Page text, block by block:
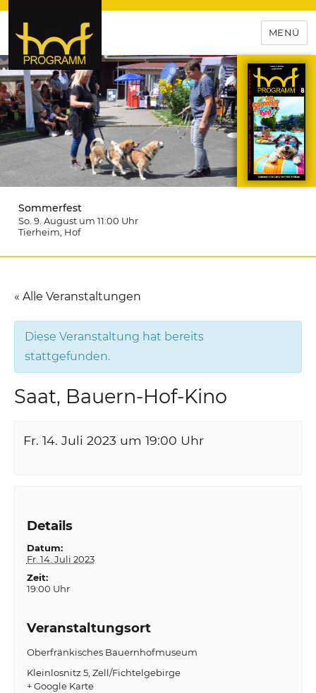
hof-programm – das
Veranstaltungsportal für
Hochfranken
MENÜ
Sommerfest
So. 9. August um 11:00 Uhr
Tierheim , Hof
« Alle Veranstaltungen
Diese Veranstaltung hat bereits
stattgefunden.
Saat, Bauern-Hof-Kino
Fr. 14. Juli 2023 um 19:00 Uhr
Details
Datum:
Fr. 14. Juli 2023
Zeit:
19:00 Uhr
Veranstaltungsort
Oberfränkisches Bauernhofmuseum
Kleinlosnitz 5 Zell/Fichtelgebirge
+ Google Karte